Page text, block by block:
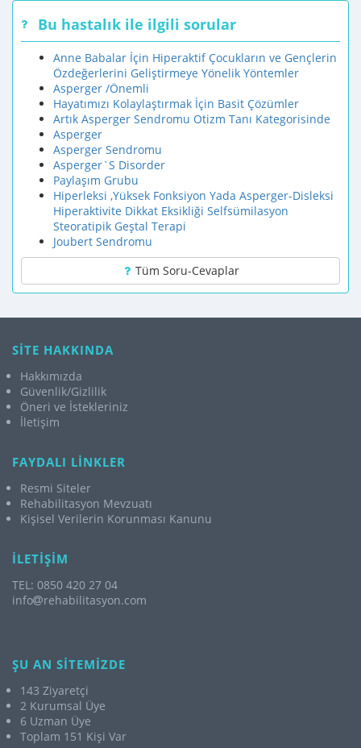
Bu hastalık ile ilgili sorular
Anne Babalar İçin Hiperaktif Çocukların ve Gençlerin
Özdeğerlerini Geliştirmeye Yönelik Yöntemler
Asperger /Önemli
Hayatımızı Kolaylaştırmak İçin Basit Çözümler
Artık Asperger Sendromu Otizm Tanı Kategorisinde
Asperger
Asperger Sendromu
Asperger`S Disorder
Paylaşım Grubu
Hiperleksi ,Yüksek Fonksiyon Yada Asperger-Disleksi
Hiperaktivite Dikkat Eksikliği Selfsümilasyon
Steoratipik Geştal Terapi
Joubert Sendromu
Tüm Soru-Cevaplar
SİTE HAKKINDA
Hakkımızda
Güvenlik/Gizlilik
Öneri ve İstekleriniz
İletişim
FAYDALI LİNKLER
Resmi Siteler
Rehabilitasyon Mevzuatı
Kişisel Verilerin Korunması Kanunu
İLETİŞİM
TEL: 0850 420 27 04
info
rehabilitasyon.com
ŞU AN SİTEMİZDE
143 Ziyaretçi
2 Kurumsal Üye
6 Uzman Üye
Toplam 151 Kişi Var